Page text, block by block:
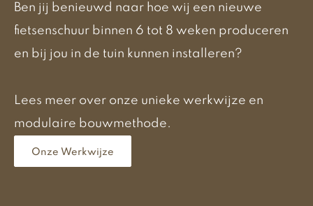
Ben jij benieuwd naar hoe wij een nieuwe
fietsenschuur binnen 6 tot 8 weken produceren
en bij jou in de tuin kunnen installeren?
Lees meer over onze unieke werkwijze en
modulaire bouwmethode.
Onze Werkwijze